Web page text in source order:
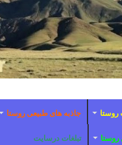
روستا جاذبه های طبیعی روستا
تبلغات درسایت